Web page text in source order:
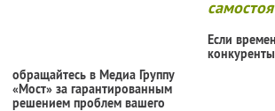
Если
обращайтесь в Медиа Группу
«Мост» за гарантированным
решением проблем вашего